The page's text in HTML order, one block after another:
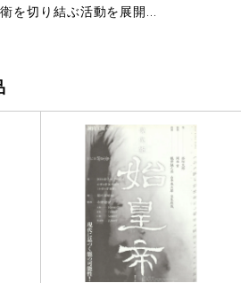
を切り結ぶ活動を展開...